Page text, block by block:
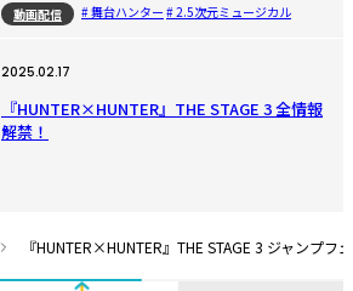
動画配信 # 舞台ハンター # 2.5次元ミュージカル
2025.02.17
『HUNTER×HUNTER』THE STAGE 3 全情報
解禁！
『HUNTER×HUNTER』THE STAGE 3 上演決
定！
『HUNTER×HUNTER』THE STAGE 3 ジャンプ